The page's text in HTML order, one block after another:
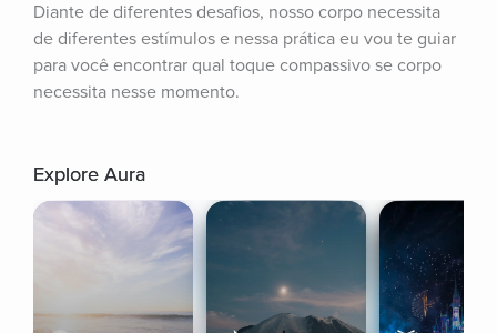
Diante de diferentes desafios, nosso corpo necessita
de diferentes estímulos e nessa prática eu vou te guiar
para você encontrar qual toque compassivo se corpo
necessita nesse momento.
Explore Aura